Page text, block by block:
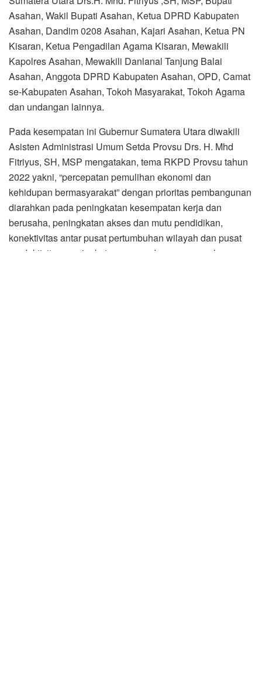
Asahan, Wakil Bupati Asahan, Ketua DPRD Kabupaten
Asahan, Dandim 0208 Asahan, Kajari Asahan, Ketua PN
Kisaran, Ketua Pengadilan Agama Kisaran, Mewakili
Kapolres Asahan, Mewakili Danlanal Tanjung Balai
Asahan, Anggota DPRD Kabupaten Asahan, OPD, Camat
se-Kabupaten Asahan, Tokoh Masyarakat, Tokoh Agama
dan undangan lainnya.
Pada kesempatan ini Gubernur Sumatera Utara diwakili
Asisten Administrasi Umum Setda Provsu Drs. H. Mhd
Fitriyus, SH, MSP mengatakan, tema RKPD Provsu tahun
2022 yakni, “percepatan pemulihan ekonomi dan
kehidupan bermasyarakat” dengan prioritas pembangunan
diarahkan pada peningkatan kesempatan kerja dan
berusaha, peningkatan akses dan mutu pendidikan,
konektivitas antar pusat pertumbuhan wilayah dan pusat
produktivitas, peningkatan sarana dan prasarana layanan